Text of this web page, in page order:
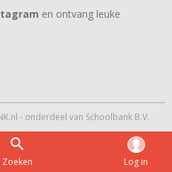
en ontvang leuke
- onderdeel van Schoolbank B.V.
Zoeken Log in